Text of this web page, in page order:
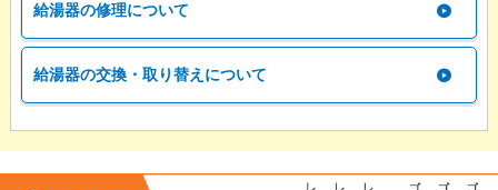
給湯器の修理について
給湯器の交換・取り替えについて